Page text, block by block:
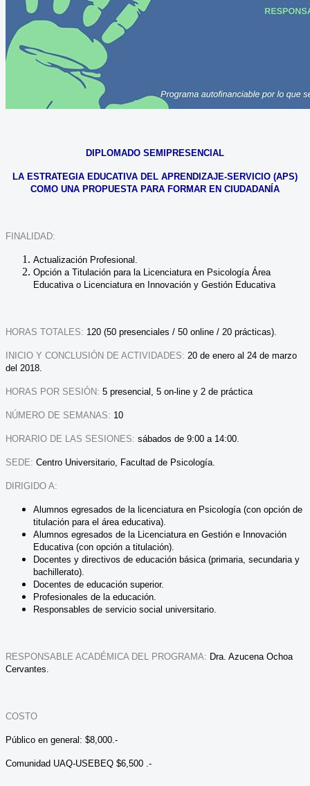
DIPLOMADO SEMIPRESENCIAL
LA ESTRATEGIA EDUCATIVA DEL APRENDIZAJE-SERVICIO (APS)
COMO UNA PROPUESTA PARA FORMAR EN CIUDADANÍA
FINALIDAD:
Actualización Profesional.
Opción a Titulación para la Licenciatura en Psicología Área
Educativa o Licenciatura en Innovación y Gestión Educativa
HORAS TOTALES: 120 (50 presenciales / 50 online / 20 prácticas).
INICIO Y CONCLUSIÓN DE ACTIVIDADES: 20 de enero al 24 de marzo
del 2018.
HORAS POR SESIÓN: 5 presencial, 5 on-line y 2 de práctica
NÚMERO DE SEMANAS: 10
HORARIO DE LAS SESIONES: sábados de 9:00 a 14:00.
SEDE: Centro Universitario, Facultad de Psicología.
DIRIGIDO A:
Alumnos egresados de la licenciatura en Psicología (con opción de
titulación para el área educativa).
Alumnos egresados de la Licenciatura en Gestión e Innovación
Educativa (con opción a titulación).
Docentes y directivos de educación básica (primaria, secundaria y
bachillerato).
Docentes de educación superior.
Profesionales de la educación.
Responsables de servicio social universitario.
RESPONSABLE ACADÉMICA DEL PROGRAMA: Dra. Azucena Ochoa
Cervantes.
COSTO
Público en general: $8,000.-
Comunidad UAQ-USEBEQ $6,500 .-